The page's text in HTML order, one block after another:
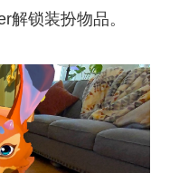
解锁装扮物品。